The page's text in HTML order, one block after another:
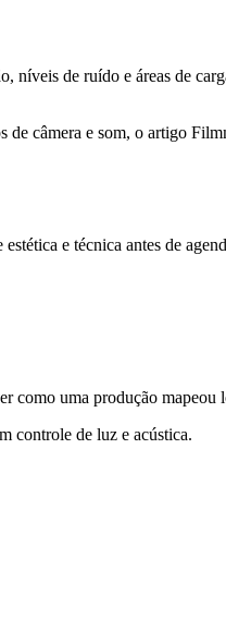
de ruído e áreas de
de câmera e som, o artigo
e técnica antes de
como uma produção mapeou
controle de luz e acústica.